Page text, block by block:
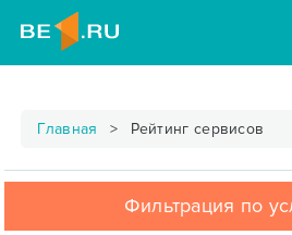
Главная Рейтинг сервисов
Фильтрация по